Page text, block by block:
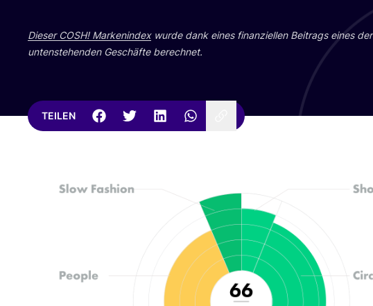
Die­ser COSH! Mar­ken­in­dexwur­de dank eines finan­zi­el­len Bei­trags eines der
unten­ste­hen­den Geschäf­te berechnet.
TEILEN